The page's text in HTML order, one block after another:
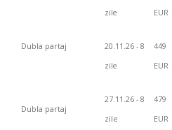
zile
EUR
Dubla partaj
20.11.26 - 8
zile
449
EUR
Dubla partaj
27.11.26 - 8
zile
479
EUR